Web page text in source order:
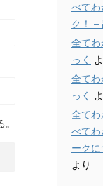
べて
ク！ –
全てわ
っく
全てわ
っく
全てわ
べて
ーク
より